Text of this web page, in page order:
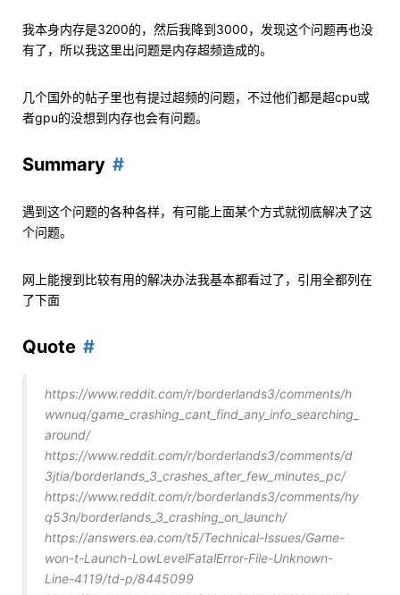
我本身内存是3200的，然后我降到3000，发现这个问题再也没
有了，所以我这里出问题是内存超频造成的。
几个国外的帖子里也有提过超频的问题，不过他们都是超cpu或
者gpu的没想到内存也会有问题。
Summary
遇到这个问题的各种各样，有可能上面某个方式就彻底解决了这
个问题。
网上能搜到比较有用的解决办法我基本都看过了，引用全都列在
了下面
Quote
https://www.reddit.com/r/borderlands3/comments/h
wwnuq/game_crashing_cant_find_any_info_searching_
around/
https://www.reddit.com/r/borderlands3/comments/d
3jtia/borderlands_3_crashes_after_few_minutes_pc/
https://www.reddit.com/r/borderlands3/comments/hy
q53n/borderlands_3_crashing_on_launch/
https://answers.ea.com/t5/Technical-Issues/Game-
won-t-Launch-LowLevelFatalError-File-Unknown-
Line-4119/td-p/8445099